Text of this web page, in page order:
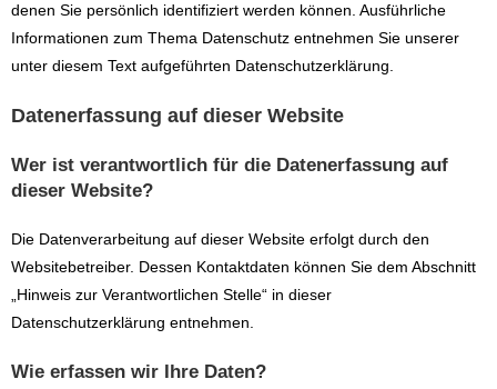
denen Sie persönlich identifiziert werden können. Ausführliche
Informationen zum Thema Datenschutz entnehmen Sie unserer
unter diesem Text aufgeführten Datenschutzerklärung.
Datenerfassung auf dieser Website
Wer ist verantwortlich für die Datenerfassung auf
dieser Website?
Die Datenverarbeitung auf dieser Website erfolgt durch den
Websitebetreiber. Dessen Kontaktdaten können Sie dem Abschnitt
„Hinweis zur Verantwortlichen Stelle“ in dieser
Datenschutzerklärung entnehmen.
Wie erfassen wir Ihre Daten?